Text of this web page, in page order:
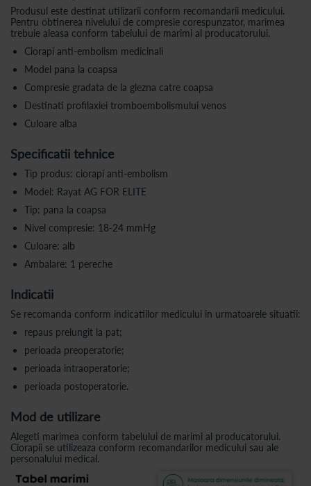
Produsul este destinat utilizarii conform recomandarii medicului.
Pentru obtinerea nivelului de compresie corespunzator, marimea
trebuie aleasa conform tabelului de marimi al producatorului.
Ciorapi anti-embolism medicinali
Model pana la coapsa
Compresie gradata de la glezna catre coapsa
Destinati profilaxiei tromboembolismului venos
Culoare alba
Specificatii tehnice
Tip produs: ciorapi anti-embolism
Model: Rayat AG FOR ELITE
Tip: pana la coapsa
Nivel compresie: 18-24 mmHg
Culoare: alb
Ambalare: 1 pereche
Indicatii
Se recomanda conform indicatiilor medicului in urmatoarele situatii:
repaus prelungit la pat;
perioada preoperatorie;
perioada intraoperatorie;
perioada postoperatorie.
Mod de utilizare
Alegeti marimea conform tabelului de marimi al producatorului.
Ciorapii se utilizeaza conform recomandarilor medicului sau ale
personalului medical.